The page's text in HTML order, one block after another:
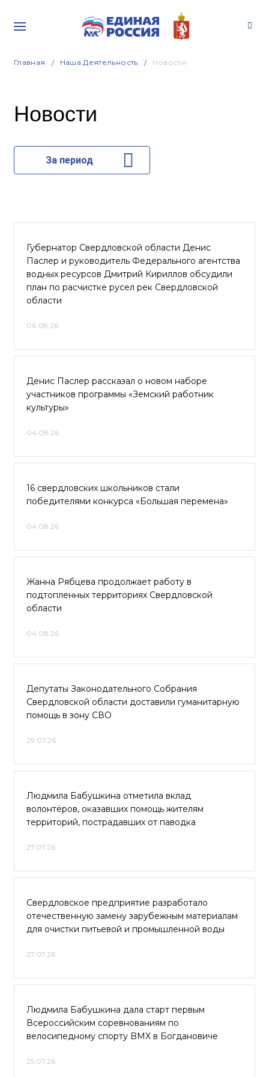
Главная Наша Деятельность Новости
Новости
За период
Губернатор Свердловской области Денис
Паслер и руководитель Федерального агентства
водных ресурсов Дмитрий Кириллов обсудили
план по расчистке русел рек Свердловской
области
06.08.26
Денис Паслер рассказал о новом наборе
участников программы «Земский работник
культуры»
04.08.26
16 свердловских школьников стали
победителями конкурса «Большая перемена»
04.08.26
Жанна Рябцева продолжает работу в
подтопленных территориях Свердловской
области
04.08.26
Депутаты Законодательного Собрания
Свердловской области доставили гуманитарную
помощь в зону СВО
29.07.26
Людмила Бабушкина отметила вклад
волонтёров, оказавших помощь жителям
территорий, пострадавших от паводка
27.07.26
Свердловское предприятие разработало
отечественную замену зарубежным материалам
для очистки питьевой и промышленной воды
27.07.26
Людмила Бабушкина дала старт первым
Всероссийским соревнованиям по
велосипедному спорту BMX в Богдановиче
25.07.26